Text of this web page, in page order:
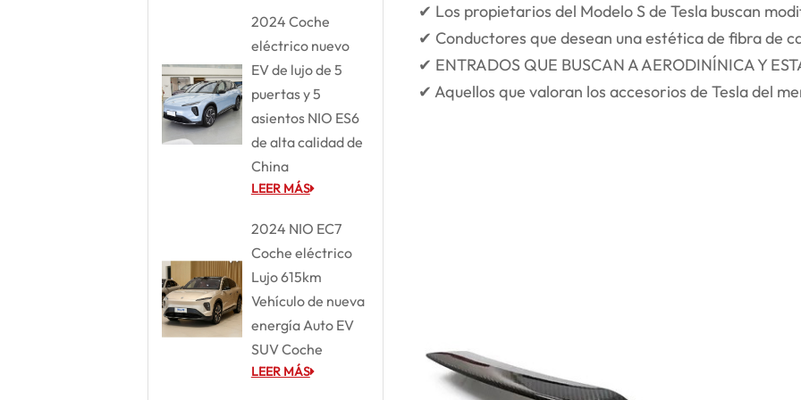
2024 Coche
eléctrico nuevo
EV de lujo de 5
puertas y 5
asientos NIO ES6
de alta calidad de
China
LEER MÁS
2024 NIO EC7
Coche eléctrico
Lujo 615km
Vehículo de nueva
energía Auto EV
SUV Coche
LEER MÁS
✔ Los propietarios del Modelo S de Tesla buscan
✔ Conductores que desean una estética de fibra de
✔ ENTRADOS QUE BUSCAN A AERODINÍNICA Y
✔ Aquellos que valoran los accesorios de Tesla del